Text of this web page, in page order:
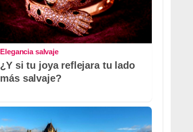
Elegancia salvaje
¿Y si tu joya reflejara tu lado
más salvaje?